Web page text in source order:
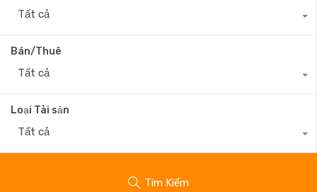
Tất cả
Bán/Thuê
Tất cả
Loại Tài sản
Tất cả
Tìm Kiếm